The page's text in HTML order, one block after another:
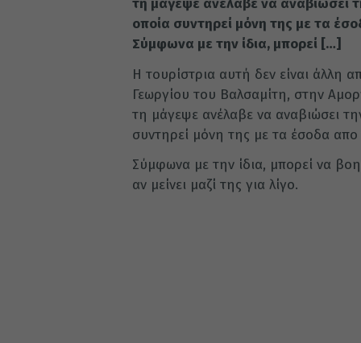
τη μάγεψε ανέλαβε να αναβιώσει
οποία συντηρεί μόνη της με τα
Σύμφωνα με την ίδια, μπορεί […]
Η τουρίστρια αυτή δεν είναι άλλη
Γεωργίου του Βαλσαμίτη, στην
τη μάγεψε ανέλαβε να αναβιώσει
συντηρεί μόνη της με τα έσοδα απο
Σύμφωνα με την ίδια, μπορεί να
αν μείνει μαζί της για λίγο.